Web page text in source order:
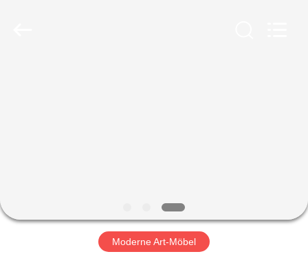
VR-
Moderne Art-Möbel